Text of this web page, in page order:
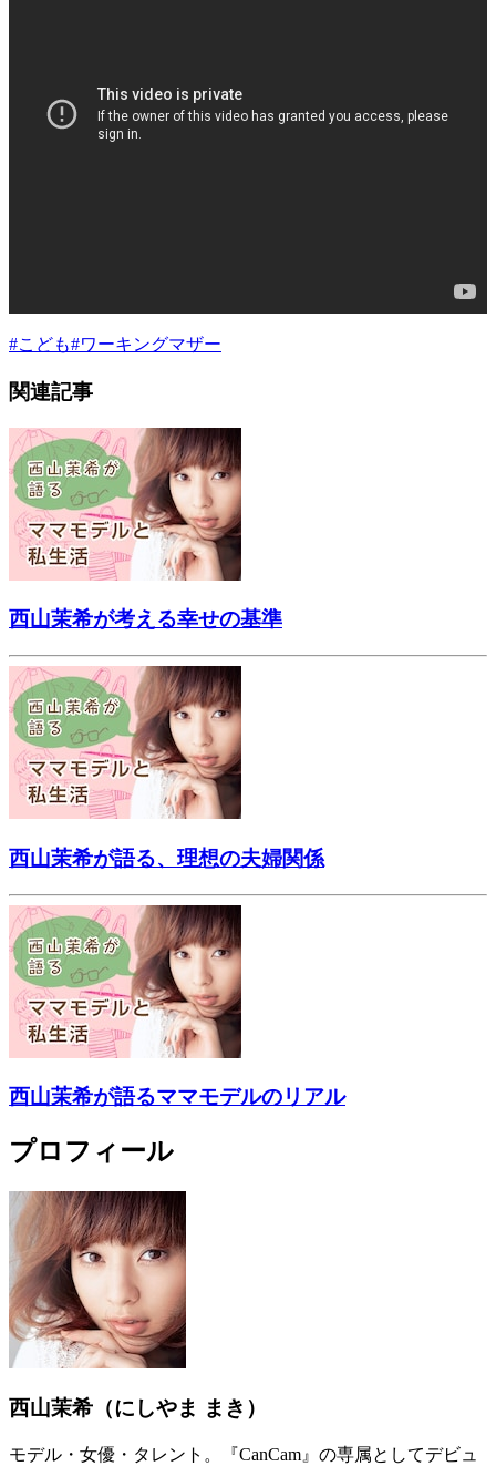
#こども#ワーキングマザー
関連記事
西山茉希が考える幸せの基準
西山茉希が語る、理想の夫婦関係
西山茉希が語るママモデルのリアル
プロフィール
西山茉希（にしやま まき）
モデル・女優・タレント。『CanCam』の専属としてデビュ